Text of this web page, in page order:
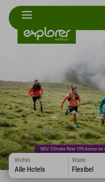
NEU: Climate Rate 10% bonus
Wohin
Alle Hotels
Wann
Flexibel